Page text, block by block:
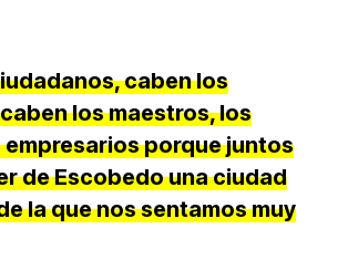
caben los
los maestros, los
porque juntos
de Escobedo una ciudad
la que nos sentamos muy